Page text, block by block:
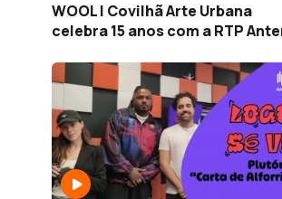
WOOL | Covilhã Arte Urbana
celebra 15 anos com a RTP